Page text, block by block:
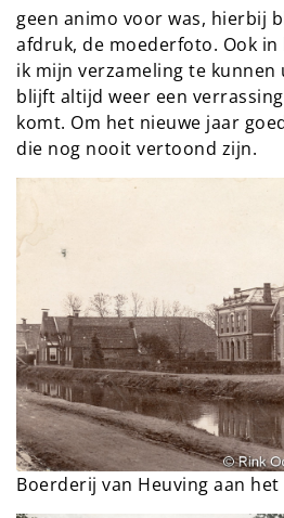
geen animo voor was, hierbij
afdruk, de moederfoto. Ook
ik mijn verzameling te
blijft altijd weer een
komt. Om het nieuwe jaar
die nog nooit vertoond zijn.
Boerderij van Heuving aan